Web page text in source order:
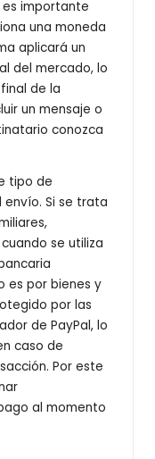
importante
una moneda
aplicará un
del mercado, lo
de la
un mensaje o
conozca
tipo de
Si se trata
se utiliza
es por bienes y
por las
de PayPal, lo
caso de
Por este
al momento